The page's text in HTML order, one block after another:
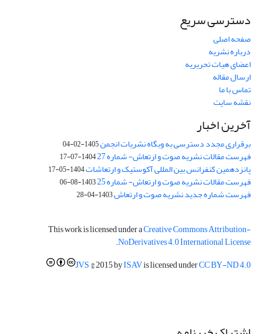
دسترسی سریع
صفحه اصلی
درباره نشریه
اعضای هیات تحریریه
ارسال مقاله
تماس با ما
نقشه سایت
آخرین اخبار
برقراری مجدد دسترسی به وبگاه نشریات انجمن1405-02-04
فهرست مقالات نشریه صوت و ارتعاش- شماره 27 1404-07-17
پانزدهمین کنفرانس بین المللی آکوستیک و ارتعاشات1404-05-17
فهرست مقالات نشریه صوت و ارتعاش- شماره 25 1403-08-06
فهرست شماره جدید نشریه صوت و ارتعاش1403-04-28
This work is licensed under aCreative Commons Attribution-
NoDerivatives 4.0 International License
.
JVS© 2015 byISAVis licensed underCC BY-ND 4.0